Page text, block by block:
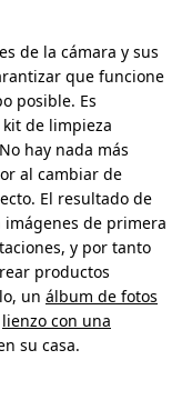
de la cámara y sus
que funcione
posible. Es
de limpieza
hay nada más
al cambiar de
El resultado de
de primera
y por tanto
productos
un álbum de fotos
lienzo con una
su casa.